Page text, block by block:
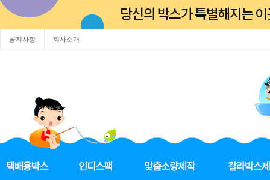
공지사항 회사소개